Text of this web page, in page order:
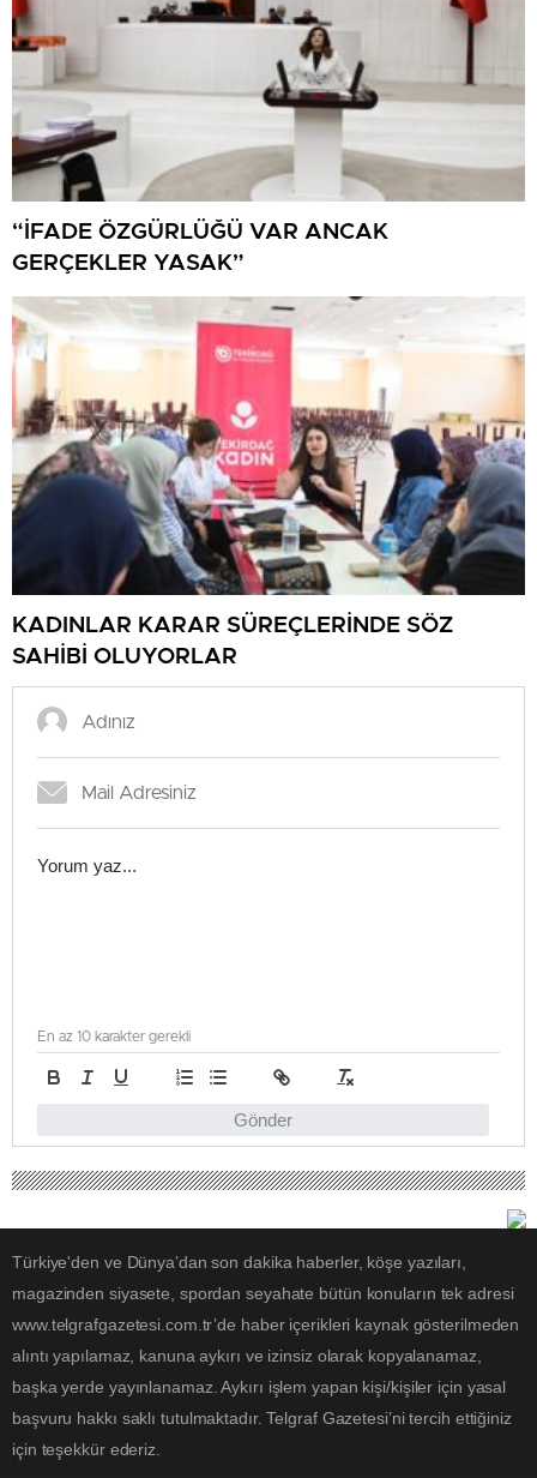
“İFADE ÖZGÜRLÜĞÜ VAR ANCAK
GERÇEKLER YASAK”
KADINLAR KARAR SÜREÇLERİNDE SÖZ
SAHİBİ OLUYORLAR
Gönder
En az 10 karakter gerekli
Türkiye'den ve Dünya’dan son dakika haberler, köşe yazıları,
magazinden siyasete, spordan seyahate bütün konuların tek adresi
www.telgrafgazetesi.com.tr’de haber içerikleri kaynak gösterilmeden
alıntı yapılamaz, kanuna aykırı ve izinsiz olarak kopyalanamaz,
başka yerde yayınlanamaz. Aykırı işlem yapan kişi/kişiler için yasal
başvuru hakkı saklı tutulmaktadır. Telgraf Gazetesi’ni tercih ettiğiniz
için teşekkür ederiz.